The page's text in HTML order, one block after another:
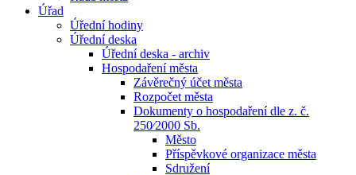
Úřad
Úřední hodiny
Úřední deska
Úřední deska - archiv
Hospodaření města
Závěrečný účet města
Rozpočet města
Dokumenty o hospodaření dle z. č.
250⁄2000 Sb.
Město
Příspěvkové organizace města
Sdružení